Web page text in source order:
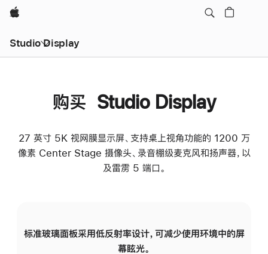
Apple
Studio Display
购买 Studio Display
27 英寸 5K 视网膜显示屏、支持桌上视角功能的 1200 万
像素 Center Stage 摄像头、录音棚级麦克风和扬声器，以
及雷雳 5 端口。
标准玻璃面板采用低反射率设计，可减少使用环境中的屏
幕眩光。